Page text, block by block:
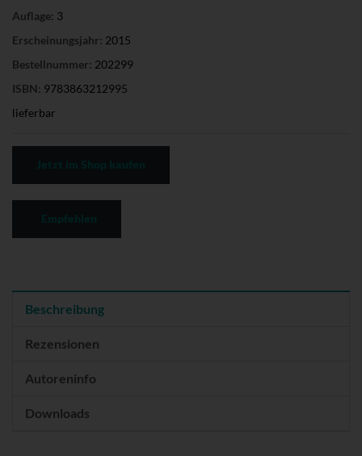
Auflage: 3
Erscheinungsjahr: 2015
Bestellnummer: 202299
ISBN: 9783863212995
lieferbar
Beschreibung
Rezensionen
Autoreninfo
Downloads